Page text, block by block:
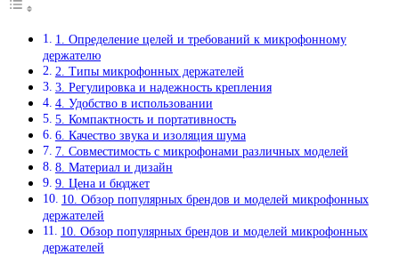
1. Определение целей и требований к микрофонному
держателю
2. Типы микрофонных держателей
3. Регулировка и надежность крепления
4. Удобство в использовании
5. Компактность и портативность
6. Качество звука и изоляция шума
7. Совместимость с микрофонами различных моделей
8. Материал и дизайн
9. Цена и бюджет
10. Обзор популярных брендов и моделей микрофонных
держателей
10. Обзор популярных брендов и моделей микрофонных
держателей